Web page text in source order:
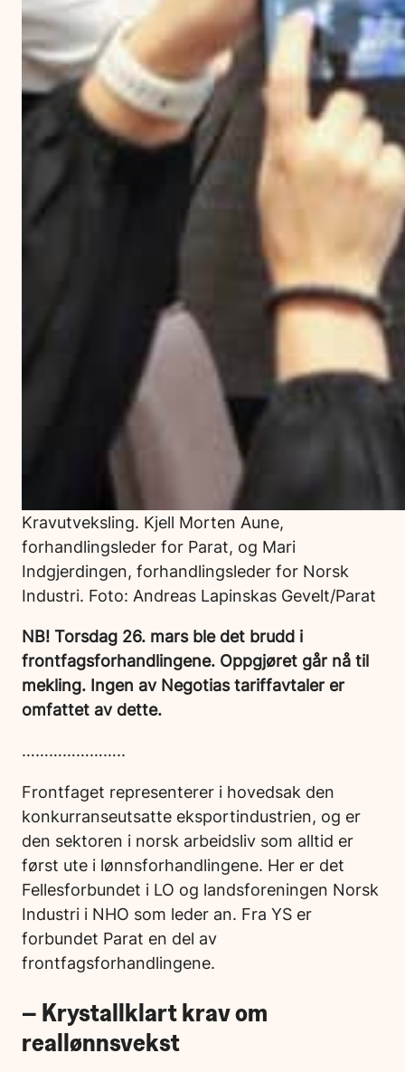
Kravutveksling. Kjell Morten Aune,
forhandlingsleder for Parat, og Mari
Indgjerdingen, forhandlingsleder for Norsk
Industri. Foto: Andreas Lapinskas Gevelt/Parat
NB! Torsdag 26. mars ble det brudd i
frontfagsforhandlingene. Oppgjøret går nå til
mekling. Ingen av Negotias tariffavtaler er
omfattet av dette.
…………………..
Frontfaget representerer i hovedsak den
konkurranseutsatte eksportindustrien, og er
den sektoren i norsk arbeidsliv som alltid er
først ute i lønnsforhandlingene. Her er det
Fellesforbundet i LO og landsforeningen Norsk
Industri i NHO som leder an. Fra YS er
forbundet Parat en del av
frontfagsforhandlingene.
– Krystallklart krav om
reallønnsvekst